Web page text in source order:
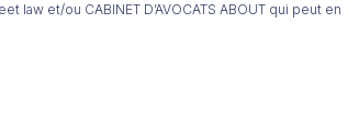
et/ou CABINET D’AVOCATS ABOUT qui peut en